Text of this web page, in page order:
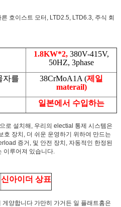
호이스트 모터, LTD2.5, LTD6.3, 주식 회
1.8KW*2, 380V-415V,
50HZ, 3phase
자를
38CrMoA1A (제일
materail)
일본에서 수입하는
로 설치해, 우리의 electial 통제 시스템은
장치, 더 쉬운 운영하기 위하여 만드는
증거, 및 안전 장치, 자동적인 한정된
이루어져 있습니다.
신아이더 상표
양합니다 가만히 가거든 일 플래트홈은